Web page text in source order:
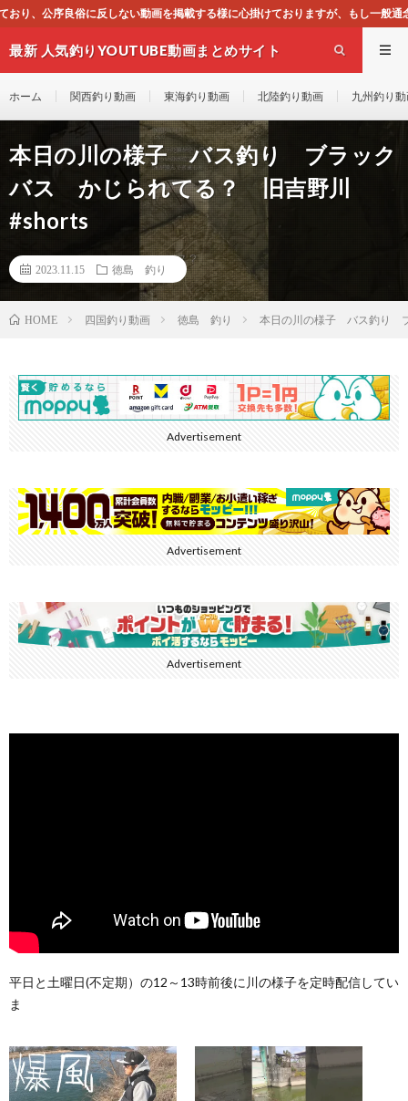
する様に心掛けておりますが、もし一般通念上不適合と思われる動画が
最新 人気釣りYOUTUBE動画まとめサイト
ホーム 関西釣り動画 東海釣り動画 北陸釣り動画 九州釣り
本日の川の様子 バス釣り ブラック
バス かじられてる？ 旧吉野川
#shorts
2023.11.15 徳島 釣り
HOME 四国釣り動画 徳島 釣り 本日の川の様子 バス釣り
Advertisement
Advertisement
Advertisement
平日と土曜日(不定期）の12～13時前後に川の様子を定時配信してい
ま